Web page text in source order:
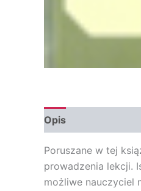
Opis
Poruszane w tej
prowadzenia lekcji.
możliwe nauczyciel